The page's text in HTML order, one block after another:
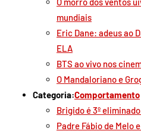
mundiais
Eric Dane: adeus ao
ELA
BTS ao vivo nos
O Mandaloriano e
Categoria:Comportamento
Brigido é 3º
Padre Fábio de Melo